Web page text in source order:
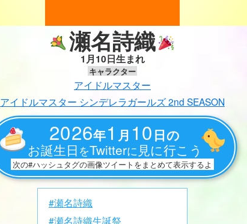
瀬名詩織
1月10日生まれ
キャラクター
アイドルマスター
アイドルマスター シンデレラガールズ 2nd SEASON
2026年1 月 10 日の
お誕生日をTwitterに見に行こう
次の#ハッシュタグの画像ツイートをまとめて表示するよ
#瀬名詩織
#瀬名詩織生誕祭